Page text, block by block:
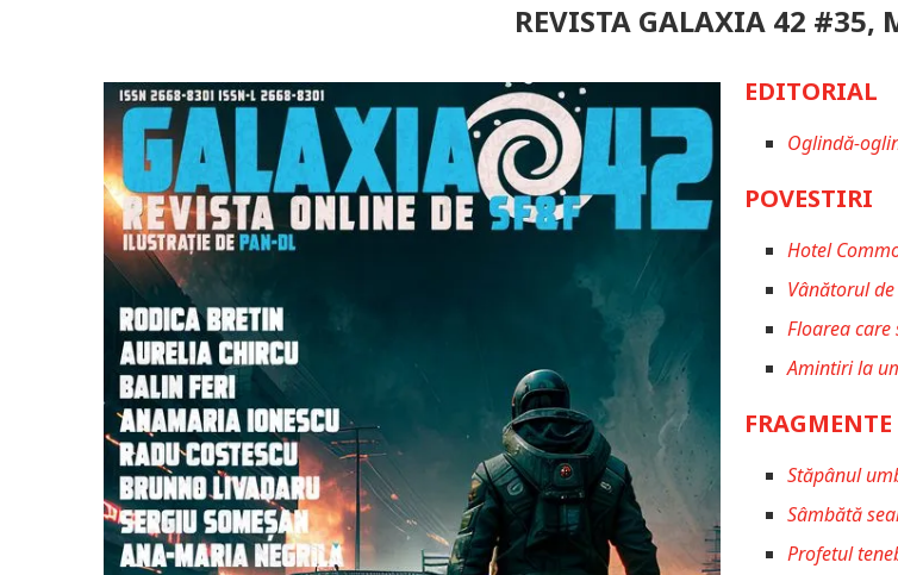
REVISTA GALAXIA 42 #35,
EDITORIAL
Oglindă-
POVESTIRI
Hotel
Vânătorul
Floarea care
Amintiri la
FRAGMENTE
Stăpânul
Sâmbătă
Profetul